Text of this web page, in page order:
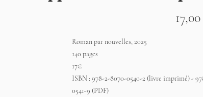
Roman par nouvelles, 2025
140 pages
17€
ISBN : 978-2-8070-0540-2 (livre imprimé) -
0541-9 (PDF)